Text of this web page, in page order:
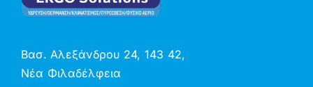
Βασ. Αλεξάνδρου 24, 143 42,
Νέα Φιλαδέλφεια